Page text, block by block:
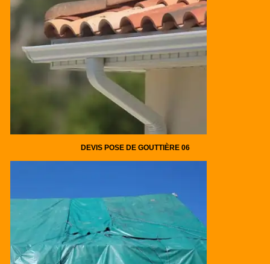
DEVIS POSE DE GOUTTIÈRE 06